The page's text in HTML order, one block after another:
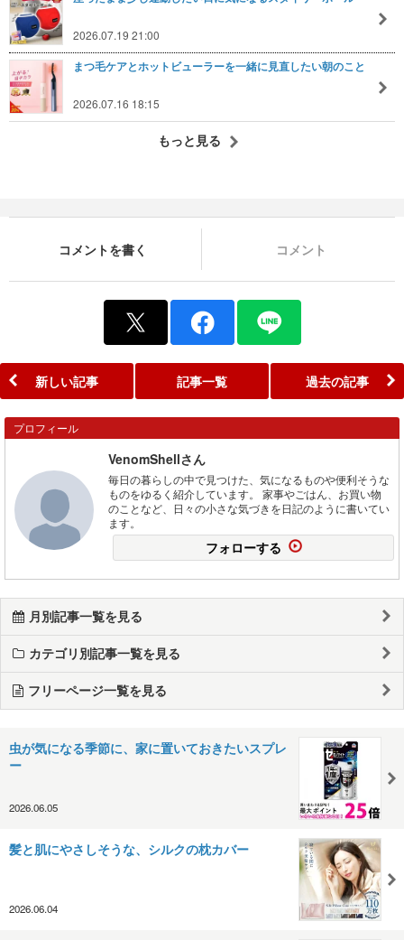
2026.07.19 21:00
まつ毛ケアとホットビューラーを一緒に見直したい朝のこと
2026.07.16 18:15
もっと見る
コメントを書く コメント
新しい記事 記事一覧 過去の記事
プロフィール
VenomShellさん
毎日の暮らしの中で見つけた、気になるものや便利そうな
ものをゆるく紹介しています。 家事やごはん、お買い物
のことなど、日々の小さな気づきを日記のように書いてい
ます。
フォローする
月別記事一覧を見る
カテゴリ別記事一覧を見る
フリーページ一覧を見る
虫が気になる季節に、家に置いておきたいスプレ
ー
2026.06.05
髪と肌にやさしそうな、シルクの枕カバー
2026.06.04